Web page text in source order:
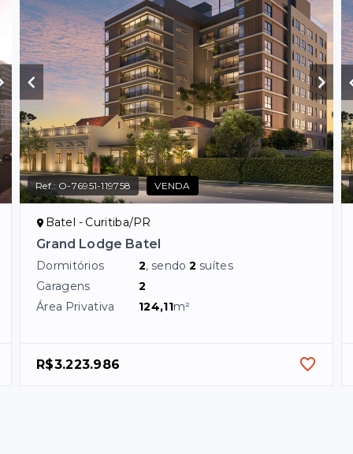
Ref.: O-76951-119758 VENDA
Batel - Curitiba/PR
Grand Lodge Batel
Dormitórios 2, sendo2 suítes
Garagens
2
Área Privativa
124,11m²
R$3.223.986